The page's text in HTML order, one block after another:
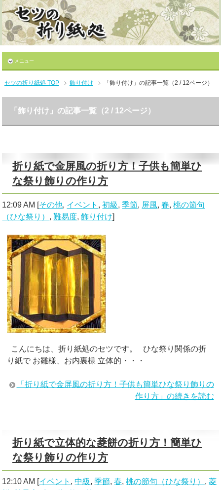
メニュー
セツの折り紙処 TOP 飾り付け 「飾り付け」の記事一覧（2 / 12ページ）
「飾り付け」の記事一覧（2 / 12ページ）
折り紙で金屏風の折り方！子供も簡単ひ
な祭り飾りの作り方
12:09 AM [その他, イベント ,初級,季節, 屏風,春,桃の節句
（ひな祭り） ,難易度,飾り付け]
こんにちは、折り紙処のセツです。 ひな祭り関係の折
り紙で お雛様、お内裏様 立体的・・・
「折り紙で金屏風の折り方！子供も簡単ひな祭り飾りの
作り方」の続きを読む
折り紙で立体的な菱餅の折り方！簡単ひ
な祭り飾りの作り方
12:10 AM [イベント ,中級,季節,春,桃の節句（ひな祭り） ,菱